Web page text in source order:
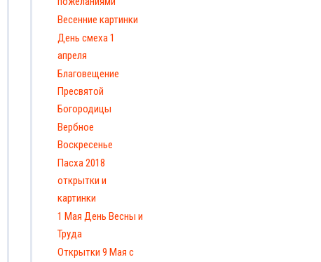
Весенние картинки
День смеха 1
апреля
Благовещение
Пресвятой
Богородицы
Вербное
Воскресенье
Пасха 2018
открытки и
картинки
1 Мая День Весны и
Труда
Открытки 9 Мая с